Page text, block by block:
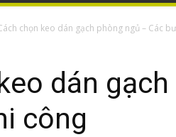
chọn keo dán gạch phòng ngủ – Các
dán
công